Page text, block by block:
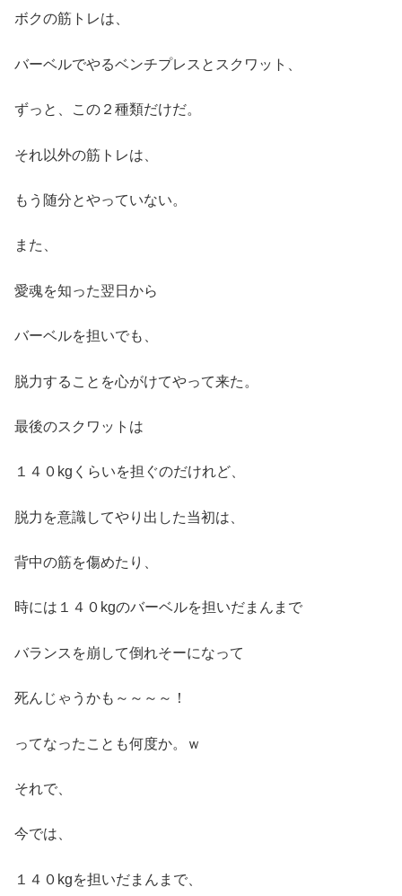
ボクの筋トレは、
バーベルでやるベンチプレスとスクワット、
ずっと、この２種類だけだ。
それ以外の筋トレは、
もう随分とやっていない。
また、
愛魂を知った翌日から
バーベルを担いでも、
脱力することを心がけてやって来た。
最後のスクワットは
１４０kgくらいを担ぐのだけれど、
脱力を意識してやり出した当初は、
背中の筋を傷めたり、
時には１４０kgのバーベルを担いだまんまで
バランスを崩して倒れそーになって
死んじゃうかも～～～～！
ってなったことも何度か。ｗ
それで、
今では、
１４０kgを担いだまんまで、